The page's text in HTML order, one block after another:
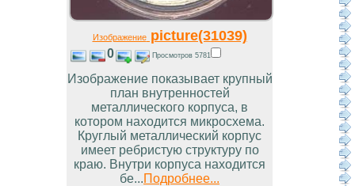
Изображениеpicture(31039)
0 Просмотров 5781
Изображение показывает крупный
план внутренностей
металлического корпуса, в
котором находится микросхема.
Круглый металлический корпус
имеет ребристую структуру по
краю. Внутри корпуса находится
бе...Подробнее...